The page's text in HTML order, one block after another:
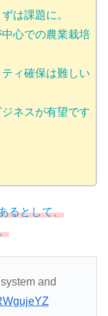
は課題に。
心での農業栽培
ィ確保は難しい
ネスが有望です
るとして、
and